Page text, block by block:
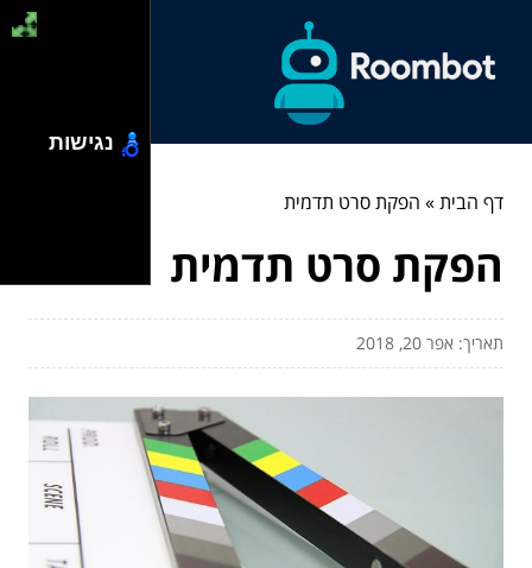
דף הבית» הפקת סרט תדמית
הפקת סרט תדמית
תאריך: אפר 20, 2018
נגישות